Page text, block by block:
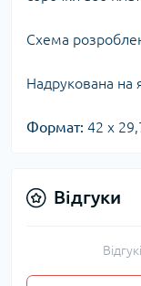
Схема
Надрукована на
Формат: 42 х
Відгуки